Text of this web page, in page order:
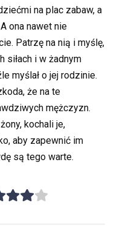
na plac zabaw, a
ona nawet nie
Patrzę na nią i myślę,
siłach i w żadnym
myślał o jej rodzinie.
że na te
mężczyzn.
kochali je,
aby zapewnić im
są tego warte.